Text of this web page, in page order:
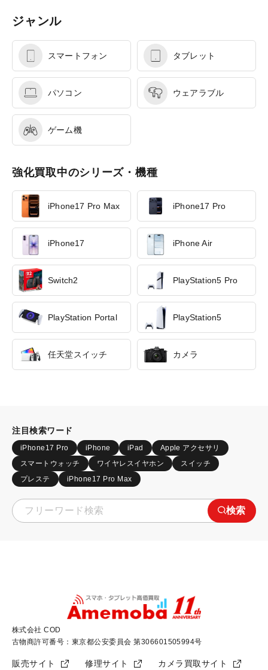
ジャンル
スマートフォン タブレット
パソコン ウェアラブル
ゲーム機
強化買取中のシリーズ・機種
iPhone17 Pro Max iPhone17 Pro
iPhone17 iPhone Air
Switch2 PlayStation5 Pro
PlayStation Portal PlayStation5
任天堂スイッチ カメラ
注目検索ワード
iPhone17 Pro iPhone iPad
Apple アクセサリ
スマートウォッチ
ワイヤレスイヤホン
スイッチ
プレステ
iPhone17 Pro Max
検索
株式会社 COD
古物商許可番号：東京都公安委員会 第306601505994号
販売サイト 修理サイト カメラ買取サイト